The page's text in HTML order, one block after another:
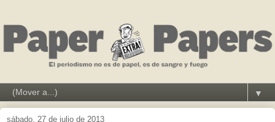
▼
sábado, 27 de julio de 2013